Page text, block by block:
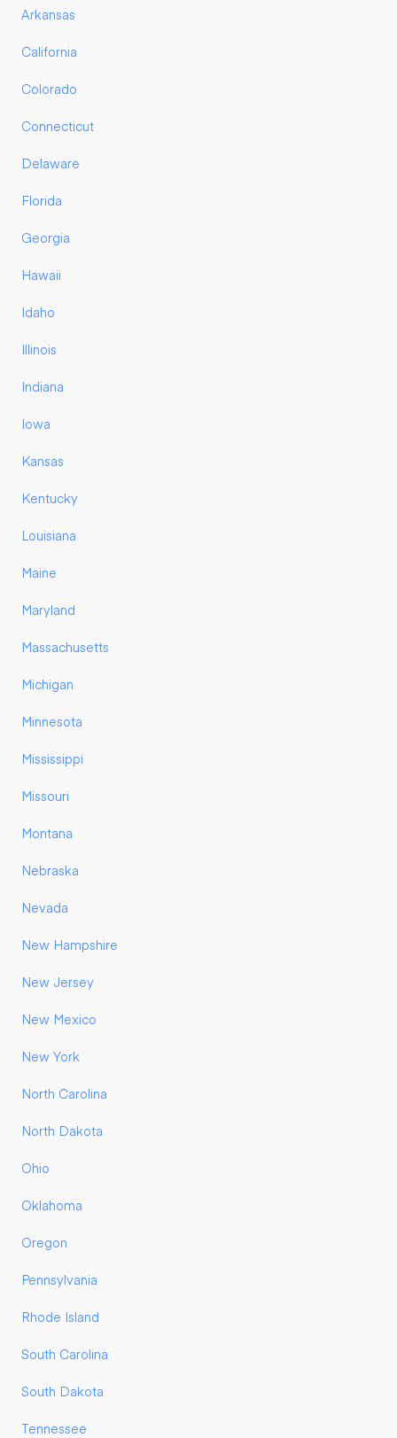
Arkansas
California
Colorado
Connecticut
Delaware
Florida
Georgia
Hawaii
Idaho
Illinois
Indiana
Iowa
Kansas
Kentucky
Louisiana
Maine
Maryland
Massachusetts
Michigan
Minnesota
Mississippi
Missouri
Montana
Nebraska
Nevada
New Hampshire
New Jersey
New Mexico
New York
North Carolina
North Dakota
Ohio
Oklahoma
Oregon
Pennsylvania
Rhode Island
South Carolina
South Dakota
Tennessee